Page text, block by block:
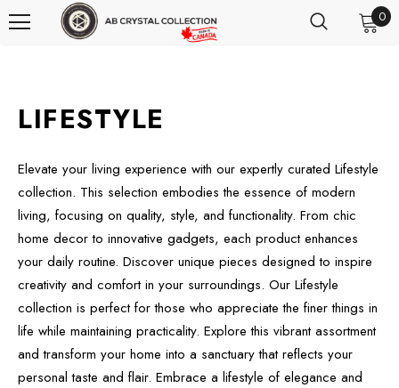
0
LIFESTYLE
Elevate your living experience with our expertly curated Lifestyle
collection. This selection embodies the essence of modern
living, focusing on quality, style, and functionality. From chic
home decor to innovative gadgets, each product enhances
your daily routine. Discover unique pieces designed to inspire
creativity and comfort in your surroundings. Our Lifestyle
collection is perfect for those who appreciate the finer things in
life while maintaining practicality. Explore this vibrant assortment
and transform your home into a sanctuary that reflects your
personal taste and flair. Embrace a lifestyle of elegance and